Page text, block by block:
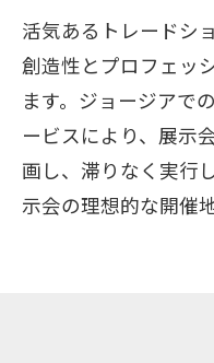
活気あるトレードシ
創造性とプロフェッ
ます。ジョージアで
ービスにより、展示
画し、滞りなく実行
示会の理想的な開催地